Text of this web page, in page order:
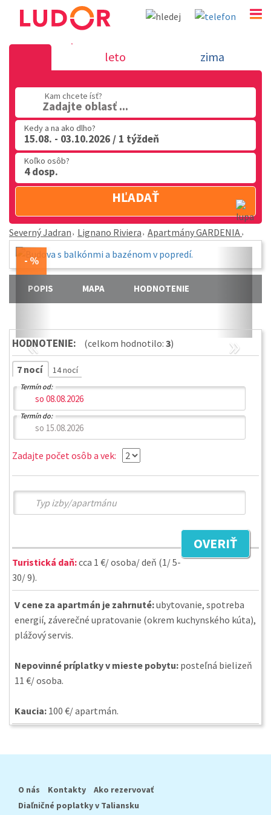
Apartmány GARDENIA - Lignano Riviera - Severný
leto zima
Kam chcete ísť?
Zadajte oblasť ...
Kedy a na ako dlho?
15.08. - 03.10.2026 / 1 týždeň
Koľko osôb?
4 dosp.
HĽADAŤ
Severný Jadran Lignano Riviera Apartmány GARDENIA
« »
POPIS MAPA HODNOTENIE
HODNOTENIE: (celkom hodnotilo: 3)
7 nocí 14 nocí
Termín od:
Termín do:
Zadajte počet osôb a vek:
OVERIŤ
Turistická daň:cca 1 €/ osoba/ deň (1/ 5-
30/ 9).
V cene za apartmán je zahrnuté:ubytovanie, spotreba
energií, záverečné upratovanie (okrem kuchynského kúta),
plážový servis.
Nepovinné príplatky v mieste pobytu: posteľná bielizeň
11 €/ osoba.
Kaucia: 100 €/ apartmán.
O nás Kontakty
Ako rezervovať
Diaľničné poplatky v Taliansku